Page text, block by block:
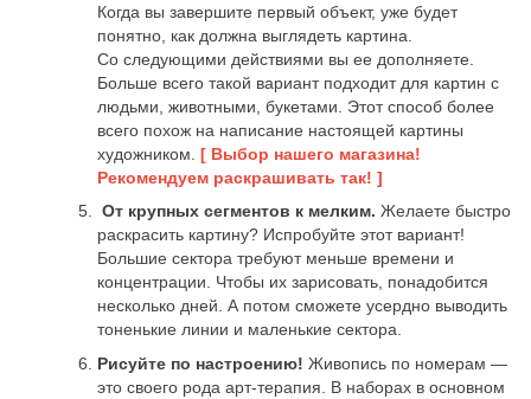
Когда вы завершите первый объект, уже будет
понятно, как должна выглядеть картина.
Со следующими действиями вы ее дополняете.
Больше всего такой вариант подходит для картин с
людьми, животными, букетами. Этот способ более
всего похож на написание настоящей картины
художником. [ Выбор нашего магазина!
Рекомендуем раскрашивать так! ]
От крупных сегментов к мелким. Желаете быстро
раскрасить картину? Испробуйте этот вариант!
Большие сектора требуют меньше времени и
концентрации. Чтобы их зарисовать, понадобится
несколько дней. А потом сможете усердно выводить
тоненькие линии и маленькие сектора.
Рисуйте по настроению! Живопись по номерам —
это своего рода арт-терапия. В наборах в основном